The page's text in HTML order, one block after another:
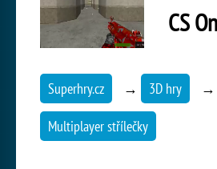
CS
Superhry.cz → 3D hry →
Multiplayer střílečky